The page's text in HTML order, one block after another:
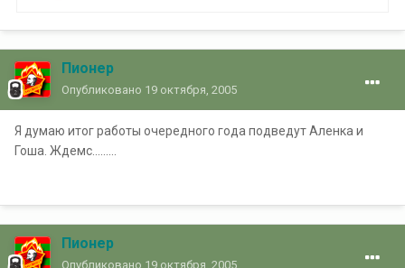
Пионер
Опубликовано 19 октября, 2005
Я думаю итог работы очередного года подведут Аленка и
Гоша. Ждемс.........
Пионер
Опубликовано 19 октября, 2005